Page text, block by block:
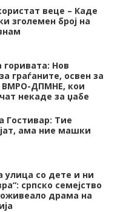
веце – Каде
зголемен број на
Нов
граѓаните, освен за
ВМРО-ДПМНЕ, кои
некаде за џабе
Гостивар: Тие
ама ние машки
улица со дете и ни
српско семејство
драма на